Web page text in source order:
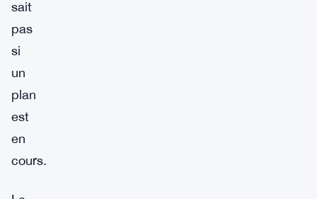
sait
pas
si
un
plan
est
en
cours.